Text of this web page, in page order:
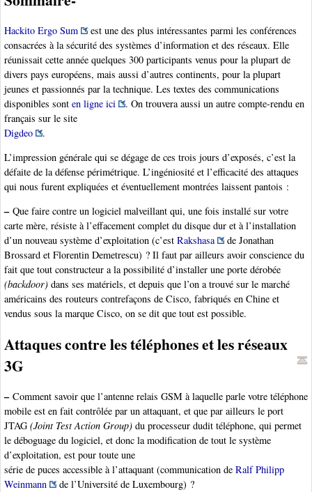
Hackito Ergo Sum
est une des plus intéressantes parmi les conférences
consacrées à la sécurité des systèmes d’information et des réseaux. Elle
réunissait cette année quelques 300 participants venus pour la plupart de
divers pays européens, mais aussi d’autres continents, pour la plupart
jeunes et passionnés par la technique. Les textes des communications
disponibles sont en ligne ici
. On trouvera aussi un autre compte-rendu en
français sur le site
Digdeo
.
L’impression générale qui se dégage de ces trois jours d’exposés, c’est la
défaite de la défense périmétrique. L’ingéniosité et l’efficacité des attaques
qui nous furent expliquées et éventuellement montrées laissent pantois :
–Que faire contre un logiciel malveillant qui, une fois installé sur votre
carte mère, résiste à l’effacement complet du disque dur et à l’installation
d’un nouveau système d’exploitation (c’est Rakshasa
de Jonathan
Brossard et Florentin Demetrescu) ? Il faut par ailleurs avoir conscience du
fait que tout constructeur a la possibilité d’installer une porte dérobée
(backdoor) dans ses matériels, et depuis que l’on a trouvé sur le marché
américains des routeurs contrefaçons de Cisco, fabriqués en Chine et
vendus sous la marque Cisco, on se dit que tout est possible.
Attaques contre les téléphones et les réseaux
3G
–Comment savoir que l’antenne relais GSM à laquelle parle votre téléphone
mobile est en fait contrôlée par un attaquant, et que par ailleurs le port
JTAG (Joint Test Action Group) du processeur dudit téléphone, qui permet
le déboguage du logiciel, et donc la modification de tout le système
d’exploitation, est pour toute une
série de puces accessible à l’attaquant (communication de Ralf Philipp
Weinmann
de l’Université de Luxembourg) ?